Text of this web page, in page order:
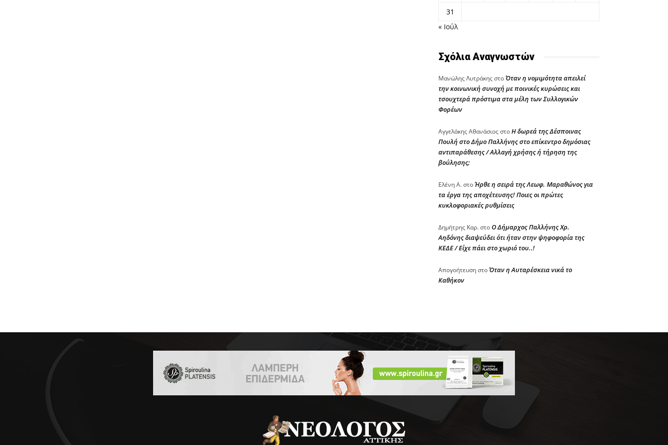
31
« Ιούλ
Σχόλια Αναγνωστών
Μανώλης ΛυτράκηςστοΌταν η νομιμότητα απειλεί
την κοινωνική συνοχή με ποινικές κυρώσεις και
τσουχτερά πρόστιμα στα μέλη των Συλλογικών
Φορέων
Αγγελάκης ΑθανάσιοςστοΗ δωρεά της Δέσποινας
Πουλή στο Δήμο Παλλήνης στο επίκεντρο δημόσιας
αντιπαράθεσης / Αλλαγή χρήσης ή τήρηση της
βούλησης;
Ελένη Α.στοΉρθε η σειρά της Λεωφ. Μαραθώνος για
τα έργα της αποχέτευσης! Ποιες οι πρώτες
κυκλοφοριακές ρυθμίσεις
Δημήτρης Καρ.στοΟ Δήμαρχος Παλλήνης Χρ.
Αηδόνης διαψεύδει ότι ήταν στην ψηφοφορία της
ΚΕΔΕ / Είχε πάει στο χωριό του..!
ΑπογοήτευσηστοΌταν η Αυταρέσκεια νικά το
Καθήκον